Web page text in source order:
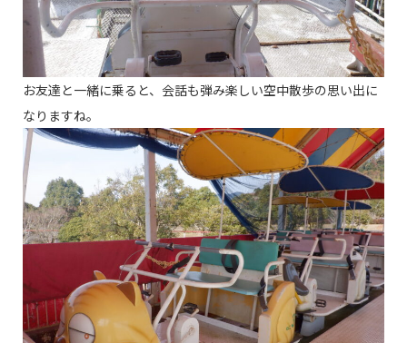
お友達と一緒に乗ると、会話も弾み楽しい空中散歩の思い出に
なりますね。